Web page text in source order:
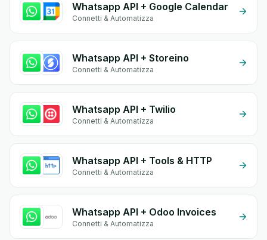
Whatsapp API + Google Calendar
Connetti & Automatizza
Whatsapp API + Storeino
Connetti & Automatizza
Whatsapp API + Twilio
Connetti & Automatizza
Whatsapp API + Tools & HTTP
Connetti & Automatizza
Whatsapp API + Odoo Invoices
Connetti & Automatizza